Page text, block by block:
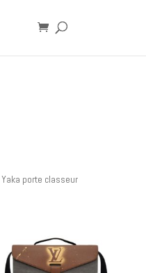
porte classeur